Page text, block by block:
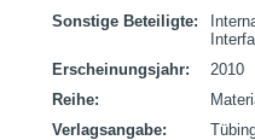
Sonstige Beteiligte:
Erscheinungsjahr:
2010
Reihe:
Verlagsangabe: